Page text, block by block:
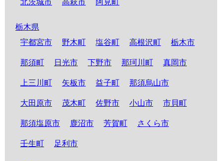
北茨城市 高萩市 阿見町
栃木県
宇都宮市
野木町 塩谷町 高根沢町 栃木市
那須町 日光市 下野市 那珂川町 真岡市
上三川町 矢板市 益子町 那須烏山市
大田原市 茂木町 佐野市 小山市 市貝町
那須塩原市 鹿沼市 芳賀町 さくら市
壬生町 足利市